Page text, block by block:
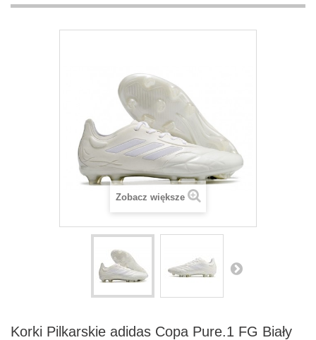
Zobacz większe
Korki Pilkarskie adidas Copa Pure.1 FG Biały